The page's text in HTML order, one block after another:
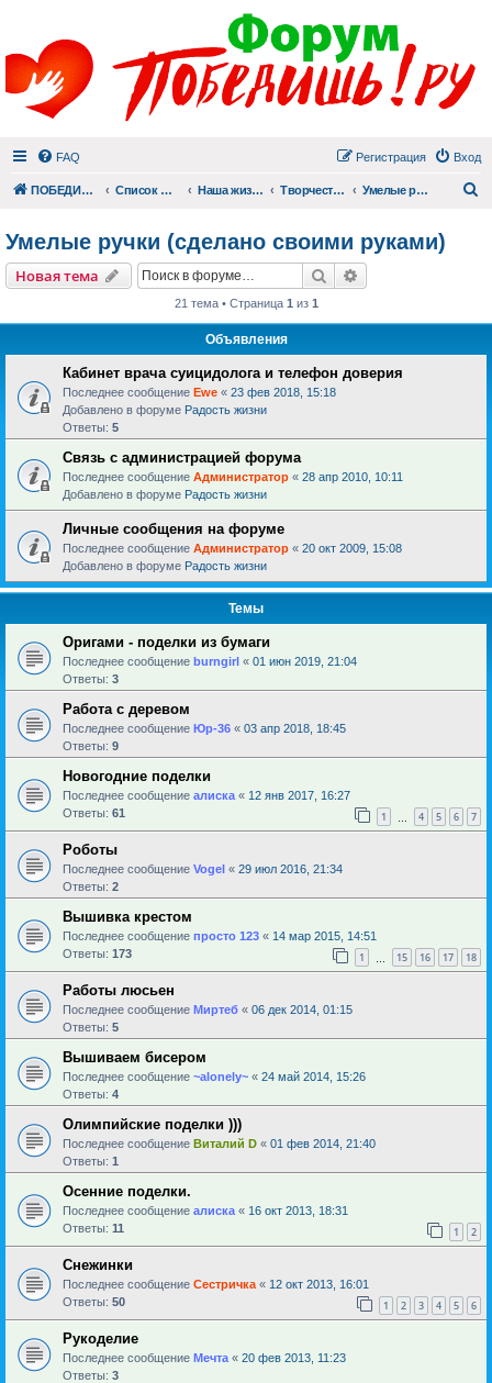
FAQ Вход
Регистрация
ПОБЕДИШЬ.РУ Список форумов Наша жизнь (не всё же о суициде!) Творчество Умелые ручки (сделано своими руками)
Умелые ручки (сделано своими руками)
Новая тема Поиск
21 тема • Страница 1 из 1
Объявления
Кабинет врача суицидолога и телефон доверия
Последнее сообщение Ewe « 23 фев 2018, 15:18
Добавлено в форуме Радость жизни
Ответы: 5
Связь с администрацией форума
Последнее сообщение Администратор « 28 апр 2010, 10:11
Добавлено в форуме Радость жизни
Личные сообщения на форуме
Последнее сообщение Администратор « 20 окт 2009, 15:08
Добавлено в форуме Радость жизни
Темы
Оригами - поделки из бумаги
Последнее сообщение burngirl « 01 июн 2019, 21:04
Ответы: 3
Работа с деревом
Последнее сообщение Юр-36 « 03 апр 2018, 18:45
Ответы: 9
Новогодние поделки
Последнее сообщение алиска « 12 янв 2017, 16:27
Ответы: 61 1 4 5 6 7
Роботы
Последнее сообщение Vogel « 29 июл 2016, 21:34
Ответы: 2
Вышивка крестом
Последнее сообщение просто 123 « 14 мар 2015, 14:51
Ответы: 173 1 15 16 17 18
Работы люсьен
Последнее сообщение Миртеб « 06 дек 2014, 01:15
Ответы: 5
Вышиваем бисером
Последнее сообщение ~alonely~ « 24 май 2014, 15:26
Ответы: 4
Олимпийские поделки )))
Последнее сообщение Виталий D « 01 фев 2014, 21:40
Ответы: 1
Осенние поделки.
Последнее сообщение алиска « 16 окт 2013, 18:31
Ответы: 11 1 2
Снежинки
Последнее сообщение Сестричка « 12 окт 2013, 16:01
Ответы: 50 1 2 3 4 5 6
Рукоделие
Последнее сообщение Мечта « 20 фев 2013, 11:23
Ответы: 3